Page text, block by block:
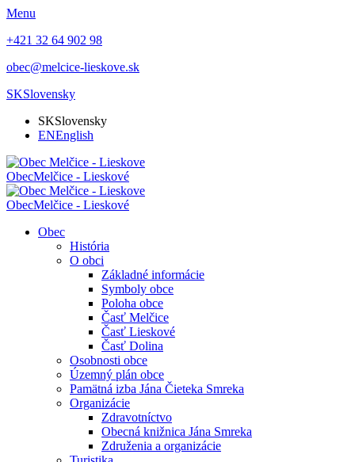
Menu
+421 32 64 902 98
obec@melcice-lieskove.sk
SKSlovensky
SKSlovensky
ENEnglish
ObecMelčice - Lieskové
ObecMelčice - Lieskové
Obec
História
O obci
Základné informácie
Symboly obce
Poloha obce
Časť Melčice
Časť Lieskové
Časť Dolina
Osobnosti obce
Územný plán obce
Pamätná izba Jána Čieteka Smreka
Organizácie
Zdravotníctvo
Obecná knižnica Jána Smreka
Združenia a organizácie